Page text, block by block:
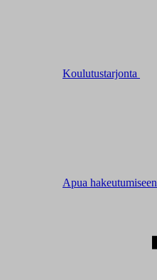
Koulutustarjonta
Apua hakeutumiseen